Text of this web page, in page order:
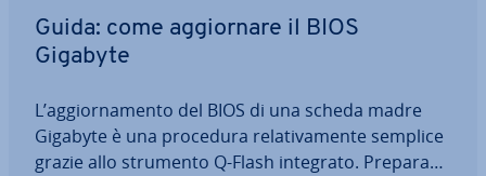
Guida: come ag­gior­na­re il BIOS
Gigabyte
L’ag­gior­na­men­to del BIOS di una scheda madre
Gigabyte è una procedura re­la­ti­va­men­te semplice
grazie allo strumento Q-Flash integrato. Pre­pa­ran­